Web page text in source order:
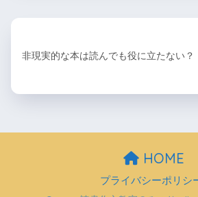
非現実的な本は読んでも役に立たない？
HOME
プライバシーポリシ